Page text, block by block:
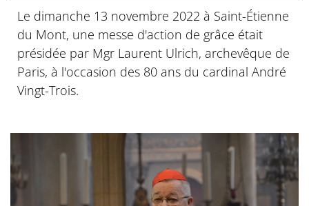
Le dimanche 13 novembre 2022 à Saint-Étienne
du Mont, une messe d'action de grâce était
présidée par Mgr Laurent Ulrich, archevêque de
Paris, à l'occasion des 80 ans du cardinal André
Vingt-Trois.